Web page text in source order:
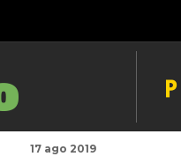
17 ago 2019